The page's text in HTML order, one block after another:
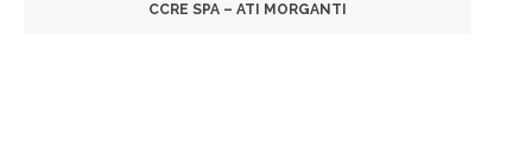
CCRE SPA – ATI MORGANTI